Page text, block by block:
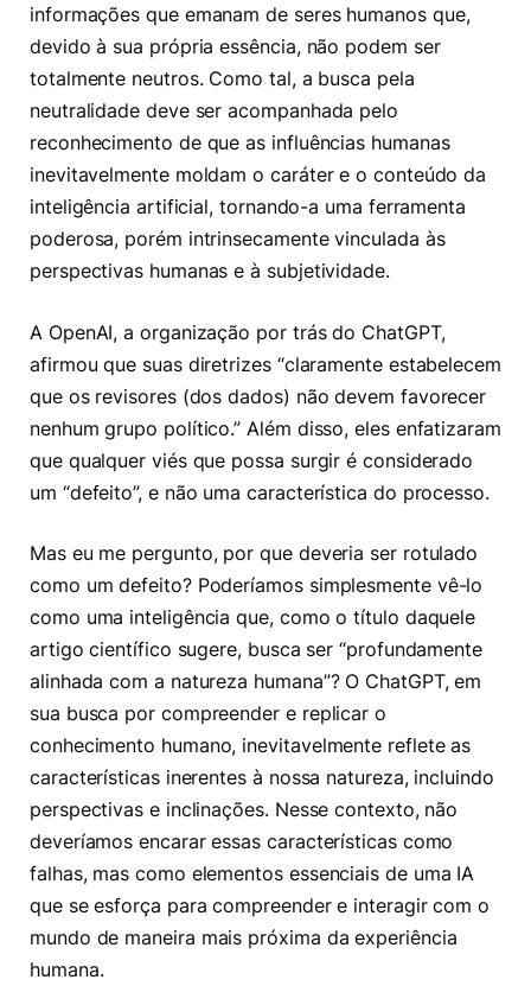
informações que emanam de seres humanos que,
devido à sua própria essência, não podem ser
totalmente neutros. Como tal, a busca pela
neutralidade deve ser acompanhada pelo
reconhecimento de que as influências humanas
inevitavelmente moldam o caráter e o conteúdo da
inteligência artificial, tornando-a uma ferramenta
poderosa, porém intrinsecamente vinculada às
perspectivas humanas e à subjetividade.
A OpenAI, a organização por trás do ChatGPT,
afirmou que suas diretrizes “claramente estabelecem
que os revisores (dos dados) não devem favorecer
nenhum grupo político.” Além disso, eles enfatizaram
que qualquer viés que possa surgir é considerado
um “defeito”, e não uma característica do processo.
Mas eu me pergunto, por que deveria ser rotulado
como um defeito? Poderíamos simplesmente vê-lo
como uma inteligência que, como o título daquele
artigo científico sugere, busca ser “profundamente
alinhada com a natureza humana”? O ChatGPT, em
sua busca por compreender e replicar o
conhecimento humano, inevitavelmente reflete as
características inerentes à nossa natureza, incluindo
perspectivas e inclinações. Nesse contexto, não
deveríamos encarar essas características como
falhas, mas como elementos essenciais de uma IA
que se esforça para compreender e interagir com o
mundo de maneira mais próxima da experiência
humana.